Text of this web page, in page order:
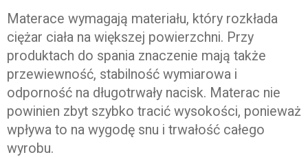
Materace wymagają materiału, który rozkłada
ciężar ciała na większej powierzchni. Przy
produktach do spania znaczenie mają także
przewiewność, stabilność wymiarowa i
odporność na długotrwały nacisk. Materac nie
powinien zbyt szybko tracić wysokości, ponieważ
wpływa to na wygodę snu i trwałość całego
wyrobu.